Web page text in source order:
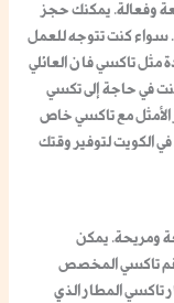
وفعالة. يمكنك حجز
سواء كنت تتوجه للعمل
مثلتاكسي فان العائلي
في حاجة إلىتكسي
معتاكسي خاص
الكويتلتوفير وقتك
ومريحة. يمكن
تاكسي المخصص
تاكسي المطار الذي